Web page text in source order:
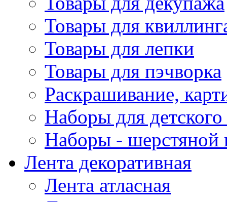
Товары для
Товары для лепки
Товары для пэчворка
Раскрашивание,
Наборы для
Наборы - шерстяной
Лента декоративная
Лента атласная